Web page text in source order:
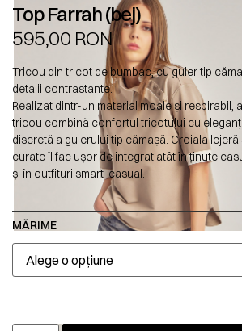
Top Farrah (bej)
595,00 RON
Tricou din tricot de bumbac, cu guler tip
detalii contrastante.
Realizat dintr-un material moale și respirabil,
tricou combină confortul tricotului cu
discretă a gulerului tip cămașă. Croiala lejeră
curate îl fac ușor de integrat atât în ținute
și în outfituri smart-casual.
MĂRIME